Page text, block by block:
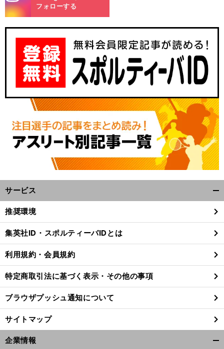
m
フォローする
サービス
閉
る
推奨環境
集英社ID・スポルティーバIDとは
利用規約・会員規約
特定商取引法に基づく表示・その他の事項
ブラウザプッシュ通知について
サイトマップ
企業情報